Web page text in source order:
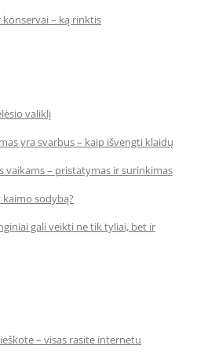
konservai – ką rinktis
valiklį
yra svarbus – kaip išvengti klaidų
vaikams – pristatymas ir surinkimas
sodybą?
gali veikti ne tik tyliai, bet ir
– visas rasite internetu